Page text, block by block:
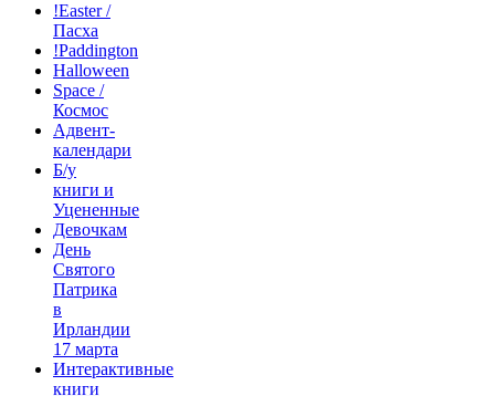
!Easter /
Пасха
!Paddington
Halloween
Space /
Космос
Адвент-
календари
Б/у
книги и
Уцененные
Девочкам
День
Святого
Патрика
в
Ирландии
17 марта
Интерактивные
книги